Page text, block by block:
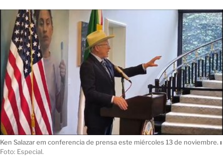
Ken Salazar em conferencia de prensa este miércoles 13 de noviembre. ı
Foto: Especial.